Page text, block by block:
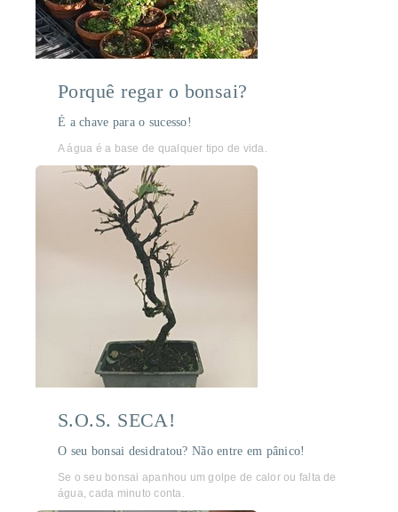
Porquê regar o bonsai?
É a chave para o sucesso!
A água é a base de qualquer tipo de vida.
S.O.S. SECA!
O seu bonsai desidratou? Não entre em pânico!
Se o seu bonsai apanhou um golpe de calor ou falta de
água, cada minuto conta.